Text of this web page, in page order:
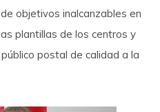
objetivos inalcanzables en
plantillas de los centros y
postal de calidad a la